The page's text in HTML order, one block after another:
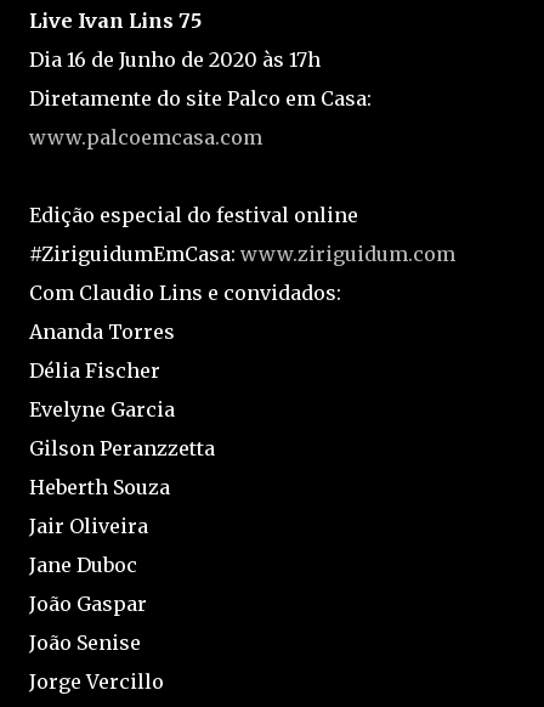
Live Ivan Lins 75
Dia 16 de Junho de 2020 às 17h
Diretamente do site Palco em Casa:
www.palcoemcasa.com
Edição especial do festival online
#ZiriguidumEmCasa: www.ziriguidum.com
Com Claudio Lins e convidados:
Ananda Torres
Délia Fischer
Evelyne Garcia
Gilson Peranzzetta
Heberth Souza
Jair Oliveira
Jane Duboc
João Gaspar
João Senise
Jorge Vercillo